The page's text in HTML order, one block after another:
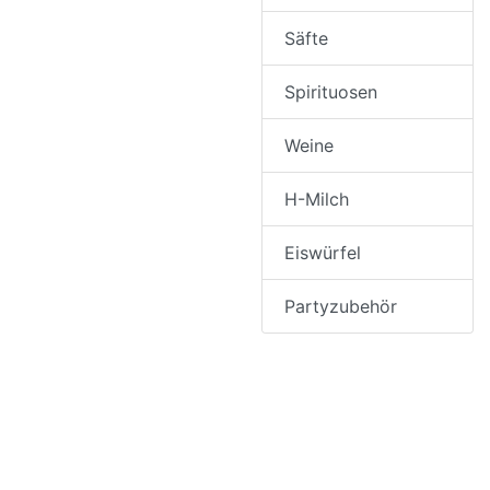
Säfte
Spirituosen
Weine
H-Milch
Eiswürfel
Partyzubehör